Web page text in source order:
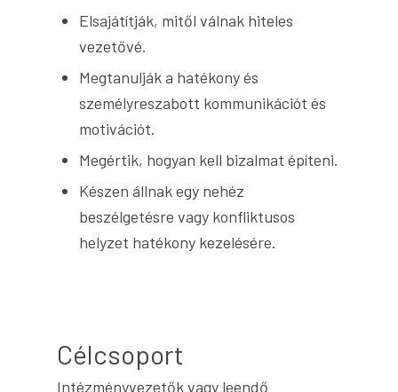
Elsajátítják, mitől válnak hiteles
vezetővé.
Megtanulják a hatékony és
személyreszabott kommunikációt és
motivációt.
Megértik, hogyan kell bizalmat építeni.
Készen állnak egy nehéz
beszélgetésre vagy konfliktusos
helyzet hatékony kezelésére.
Célcsoport
Intézményvezetők vagy leendő